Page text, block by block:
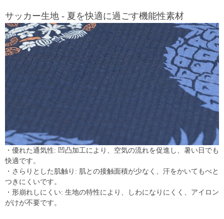
サッカー生地 - 夏を快適に過ごす機能性素材
・優れた通気性: 凹凸加工により、空気の流れを促進し、暑い日でも
快適です。
・さらりとした肌触り: 肌との接触面積が少なく、汗をかいてもべと
つきにくいです。
・形崩れしにくい: 生地の特性により、しわになりにくく、アイロン
がけが不要です。